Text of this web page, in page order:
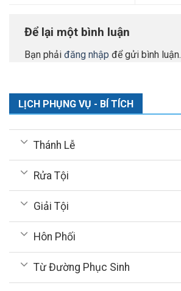
Để lại một bình luận
Bạn phải đăng nhập để gửi bình luận.
LỊCH PHỤNG VỤ - BÍ TÍCH
Thánh Lễ
Rửa Tội
Giải Tội
Hôn Phối
Từ Đường Phục Sinh